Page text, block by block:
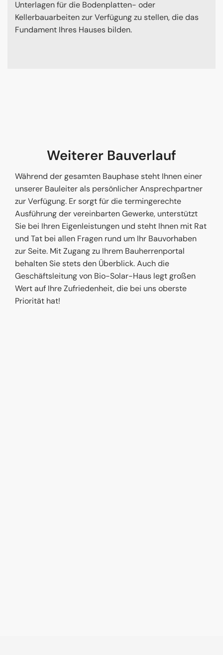
Unterlagen für die Bodenplatten- oder
Kellerbauarbeiten zur Verfügung zu stellen, die das
Fundament Ihres Hauses bilden.
Weiterer Bauverlauf
Während der gesamten Bauphase steht Ihnen einer
unserer Bauleiter als persönlicher Ansprechpartner
zur Verfügung. Er sorgt für die termingerechte
Ausführung der vereinbarten Gewerke, unterstützt
Sie bei Ihren Eigenleistungen und steht Ihnen mit Rat
und Tat bei allen Fragen rund um Ihr Bauvorhaben
zur Seite. Mit Zugang zu Ihrem Bauherrenportal
behalten Sie stets den Überblick. Auch die
Geschäftsleitung von Bio-Solar-Haus legt großen
Wert auf Ihre Zufriedenheit, die bei uns oberste
Priorität hat!